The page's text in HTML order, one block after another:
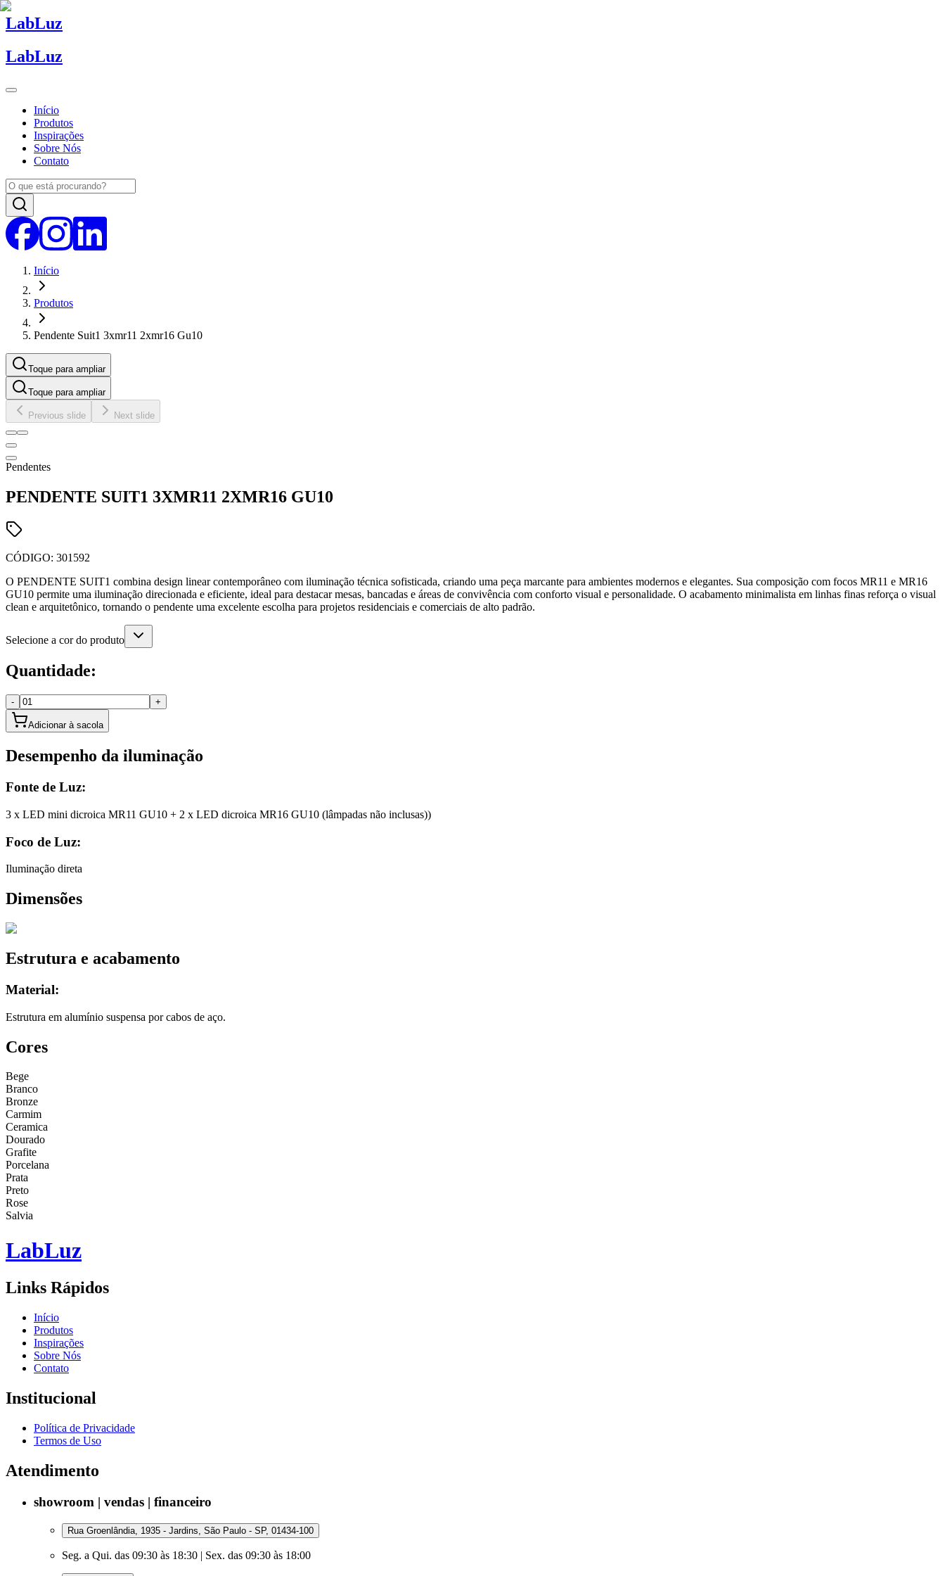
LabLuz
LabLuz
Início
Produtos
Inspirações
Sobre Nós
Contato
Início
Produtos
Pendente Suit1 3xmr11 2xmr16 Gu10
Toque para ampliar
Toque para ampliar
Previous slide Next slide
Pendentes
PENDENTE SUIT1 3XMR11 2XMR16 GU10
CÓDIGO: 301592
O PENDENTE SUIT1 combina design linear contemporâneo com iluminação técnica sofisticada, criando uma peça marcante para ambientes modernos e elegantes. Sua composição com focos MR11 e MR16
GU10 permite uma iluminação direcionada e eficiente, ideal para destacar mesas, bancadas e áreas de convivência com conforto visual e personalidade. O acabamento minimalista em linhas finas reforça o visual
clean e arquitetônico, tornando o pendente uma excelente escolha para projetos residenciais e comerciais de alto padrão.
Selecione a cor do produto
Quantidade:
- +
Adicionar à sacola
Desempenho da iluminação
Fonte de Luz:
3 x LED mini dicroica MR11 GU10 + 2 x LED dicroica MR16 GU10 (lâmpadas não inclusas))
Foco de Luz:
Iluminação direta
Dimensões
Estrutura e acabamento
Material:
Estrutura em alumínio suspensa por cabos de aço.
Cores
Bege
Branco
Bronze
Carmim
Ceramica
Dourado
Grafite
Porcelana
Prata
Preto
Rose
Salvia
LabLuz
Links Rápidos
Início
Produtos
Inspirações
Sobre Nós
Contato
Institucional
Política de Privacidade
Termos de Uso
Atendimento
showroom | vendas | financeiro
Rua Groenlândia, 1935 - Jardins, São Paulo - SP, 01434-100
Seg. a Qui. das 09:30 às 18:30 | Sex. das 09:30 às 18:00